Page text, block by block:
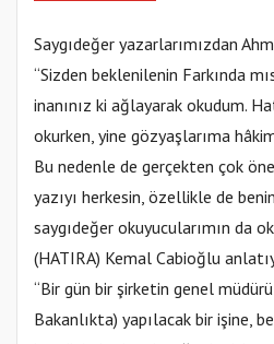
Saygıdeğer yazarlarımızdan
“Sizden beklenilenin Farkında
inanınız ki ağlayarak okudum.
okurken, yine gözyaşlarıma
Bu nedenle de gerçekten çok
yazıyı herkesin, özellikle de
saygıdeğer okuyucularımın da
(HATIRA) Kemal Cabioğlu
“Bir gün bir şirketin genel
Bakanlıkta) yapılacak bir işine,